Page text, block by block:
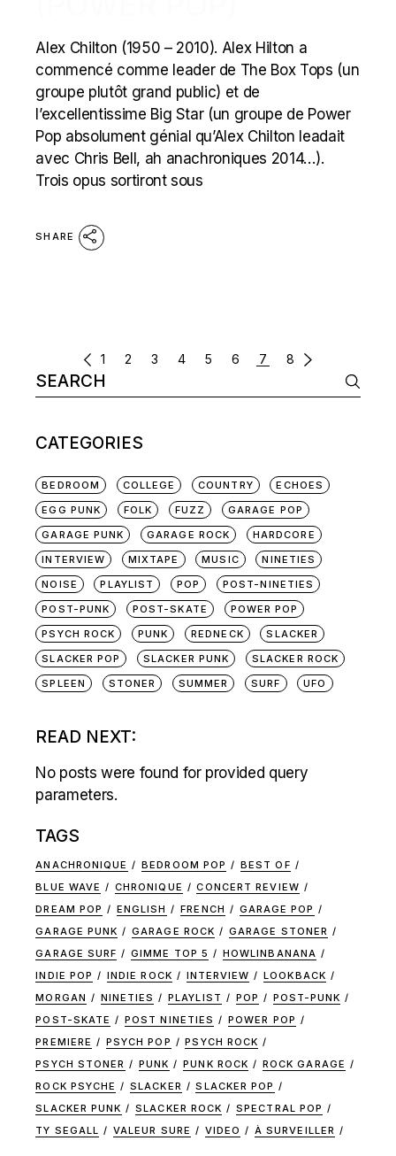
Alex Chilton (1950 – 2010). Alex Hilton a
commencé comme leader de The Box Tops (un
groupe plutôt grand public) et de
l’excellentissime Big Star (un groupe de Power
Pop absolument génial qu’Alex Chilton leadait
avec Chris Bell, ah anachroniques 2014…).
Trois opus sortiront sous
SHARE
POSTS
NAVIGATION
1 2 3 4 5 6 7 8
Search
for:
CATEGORIES
BEDROOM COLLEGE COUNTRY
ECHOES
EGG PUNK
FOLK FUZZ
GARAGE POP
GARAGE PUNK
GARAGE ROCK
HARDCORE
INTERVIEW
MIXTAPE MUSIC
NINETIES
NOISE
PLAYLIST POP
POST-NINETIES
POST-PUNK
POST-SKATE
POWER POP
PSYCH ROCK
PUNK REDNECK
SLACKER
SLACKER POP
SLACKER PUNK
SLACKER ROCK
SPLEEN
STONER SUMMER SURF UFO
READ NEXT:
No posts were found for provided query
parameters.
TAGS
ANACHRONIQUE BEDROOM POP
BEST OF
BLUE WAVE
CHRONIQUE
CONCERT REVIEW
DREAM POP
ENGLISH FRENCH
GARAGE POP
GARAGE PUNK
GARAGE ROCK
GARAGE STONER
GARAGE SURF
GIMME TOP 5
HOWLINBANANA
INDIE POP
INDIE ROCK INTERVIEW
LOOKBACK
MORGAN
NINETIES PLAYLIST POP
POST-PUNK
POST-SKATE
POST NINETIES
POWER POP
PREMIERE
PSYCH POP
PSYCH ROCK
PSYCH STONER
PUNK PUNK ROCK
ROCK GARAGE
ROCK PSYCHE
SLACKER
SLACKER POP
SLACKER PUNK
SLACKER ROCK
SPECTRAL POP
TY SEGALL
VALEUR SURE VIDEO À SURVEILLER